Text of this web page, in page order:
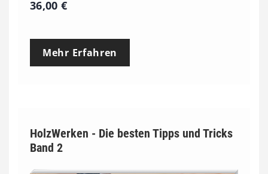
36,00€
Mehr Erfahren
HolzWerken - Die besten Tipps und Tricks
Band 2